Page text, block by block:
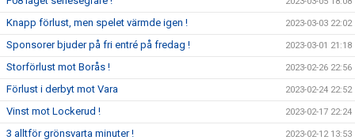
Knapp förlust, men spelet värmde igen ! 2023-03-03 22:02
Sponsorer bjuder på fri entré på fredag ! 2023-03-01 21:18
Storförlust mot Borås ! 2023-02-26 22:56
Förlust i derbyt mot Vara 2023-02-24 22:52
Vinst mot Lockerud ! 2023-02-17 22:24
3 alltför grönsvarta minuter ! 2023-02-12 13:53